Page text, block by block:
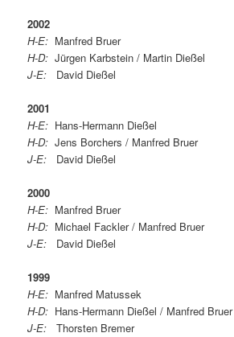
2002
H-E: Manfred Bruer
H-D: Jürgen Karbstein / Martin Dießel
J-E: David Dießel
2001
H-E: Hans-Hermann Dießel
H-D: Jens Borchers / Manfred Bruer
J-E: David Dießel
2000
H-E: Manfred Bruer
H-D: Michael Fackler / Manfred Bruer
J-E:
David Dießel
1999
H-E: Manfred Matussek
H-D: Hans-Hermann Dießel / Manfred Bruer
J-E:
Thorsten Bremer